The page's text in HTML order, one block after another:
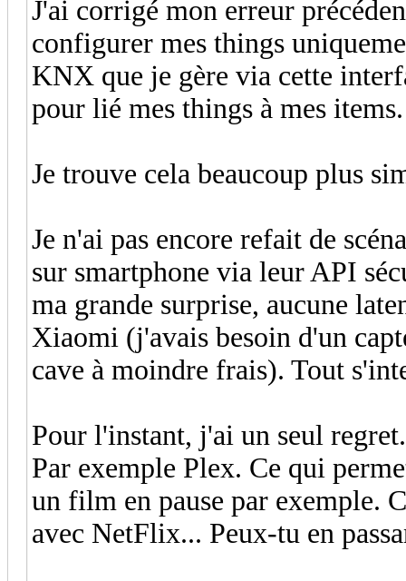
J'ai corrigé mon erreur
configurer mes things
KNX que je gère via cette
pour lié mes things à mes items.
Je trouve cela beaucoup plus
Je n'ai pas encore refait de
sur smartphone via leur API
ma grande surprise, aucune
Xiaomi (j'avais besoin d'un
cave à moindre frais). Tout
Pour l'instant, j'ai un seul
Par exemple Plex. Ce qui
un film en pause par exemple.
avec NetFlix... Peux-tu en